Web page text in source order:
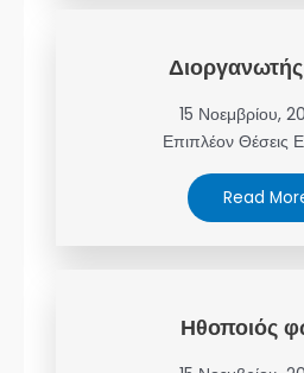
15 Νοεμβρίου,
Επιπλέον Θέσεις
Read
Ηθοποιός